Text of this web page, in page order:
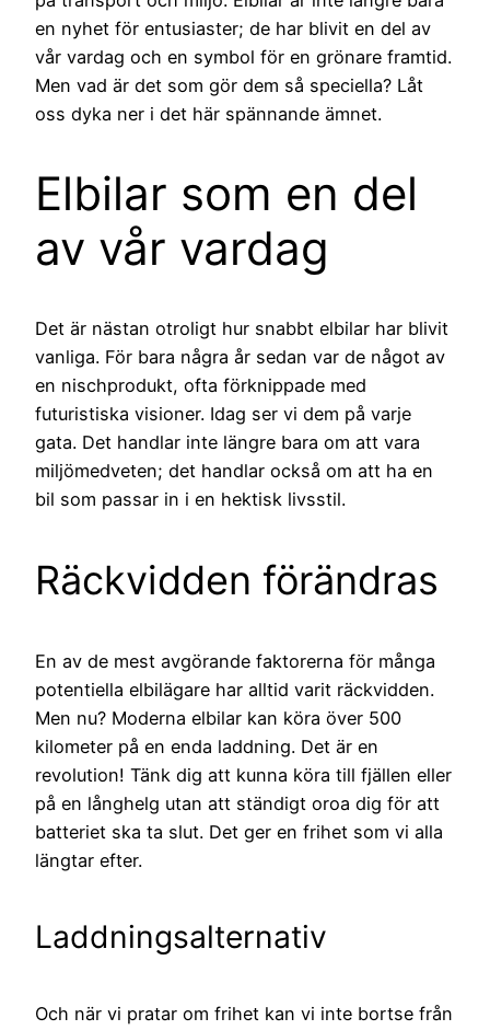
en nyhet för entusiaster; de har blivit en del av
vår vardag och en symbol för en grönare framtid.
Men vad är det som gör dem så speciella? Låt
oss dyka ner i det här spännande ämnet.
Elbilar som en del
av vår vardag
Det är nästan otroligt hur snabbt elbilar har blivit
vanliga. För bara några år sedan var de något av
en nischprodukt, ofta förknippade med
futuristiska visioner. Idag ser vi dem på varje
gata. Det handlar inte längre bara om att vara
miljömedveten; det handlar också om att ha en
bil som passar in i en hektisk livsstil.
Räckvidden förändras
En av de mest avgörande faktorerna för många
potentiella elbilägare har alltid varit räckvidden.
Men nu? Moderna elbilar kan köra över 500
kilometer på en enda laddning. Det är en
revolution! Tänk dig att kunna köra till fjällen eller
på en långhelg utan att ständigt oroa dig för att
batteriet ska ta slut. Det ger en frihet som vi alla
längtar efter.
Laddningsalternativ
Och när vi pratar om frihet kan vi inte bortse från